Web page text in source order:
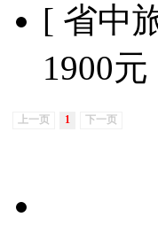
[ 省中
1900
上一页 1 下一页